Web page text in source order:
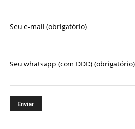
Seu e-mail (obrigatório)
Seu whatsapp (com DDD) (obrigatório)